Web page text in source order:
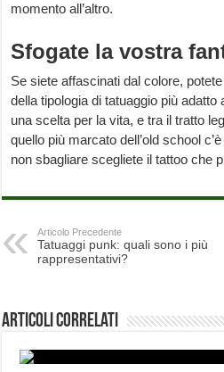
momento all’altro.
Sfogate la vostra
Se siete affascinati dal colore,
della tipologia di tatuaggio più
una scelta per la vita, e tra il tratto
quello più marcato dell’old school
non sbagliare scegliete il tattoo che
Articolo Precedente
Tatuaggi punk: quali sono i più
rappresentativi?
Articoli correlati